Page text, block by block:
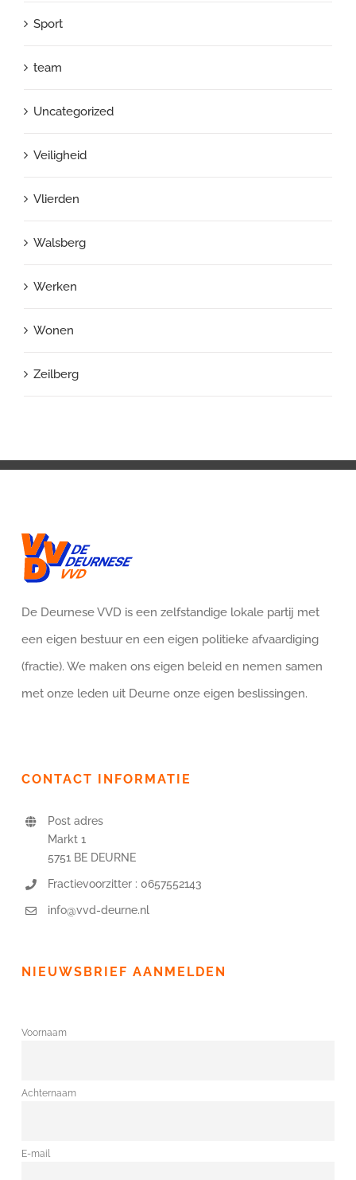
Sport
team
Uncategorized
Veiligheid
Vlierden
Walsberg
Werken
Wonen
Zeilberg
De Deurnese VVD is een zelfstandige lokale partij met
een eigen bestuur en een eigen politieke afvaardiging
(fractie). We maken ons eigen beleid en nemen samen
met onze leden uit Deurne onze eigen beslissingen.
CONTACT INFORMATIE
Post adres
Markt 1
5751 BE DEURNE
Fractievoorzitter : 0657552143
info@vvd-deurne.nl
NIEUWSBRIEF AANMELDEN
Voornaam
Achternaam
E-mail